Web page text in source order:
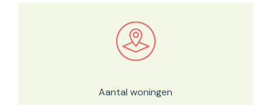
Bekijk in onze kaartviewer
Aantal woningen